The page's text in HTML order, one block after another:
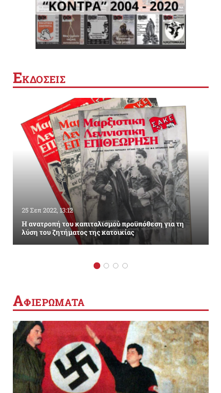
ΕΚΔΟΣΕΙΣ
25 Σεπ 2022, 13:12
Η ανατροπή του καπιταλισμού προϋπόθεση για τη
λύση του ζητήματος της κατοικίας
ΑΦΙΕΡΩΜΑΤΑ